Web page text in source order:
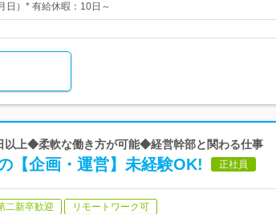
日）* 有給休暇：10日～
上◆柔軟な働き方が可能◆経営幹部と関わる仕事
【企画・運営】未経験OK! 正社員
二新卒歓迎 リモートワーク可